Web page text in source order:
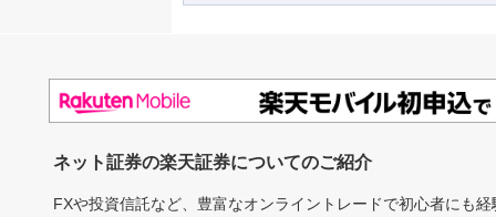
ネット証券の楽天証券についてのご紹介
FXや投資信託など、豊富なオンライントレードで初心者にも